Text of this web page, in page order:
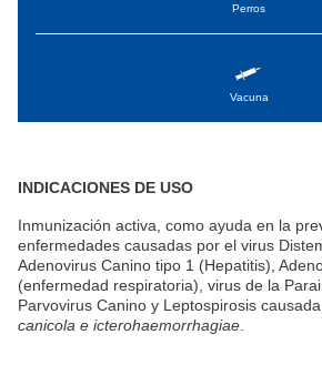
Perros
Vacuna
INDICACIONES DE USO
Inmunización activa, como ayuda en la
enfermedades causadas por el virus
Adenovirus Canino tipo 1 (Hepatitis),
(enfermedad respiratoria), virus de la
Parvovirus Canino y Leptospirosis
canicola e icterohaemorrhagiae